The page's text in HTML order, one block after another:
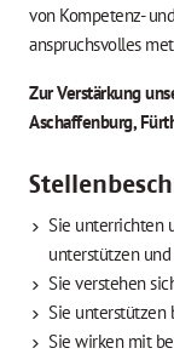
von Kompetenz-
anspruchsvolles
Zur Verstärkung
Aschaffenburg,
Sie unterrichten
unterstützen
Sie verstehen
Sie unterstützen
Sie wirken mit